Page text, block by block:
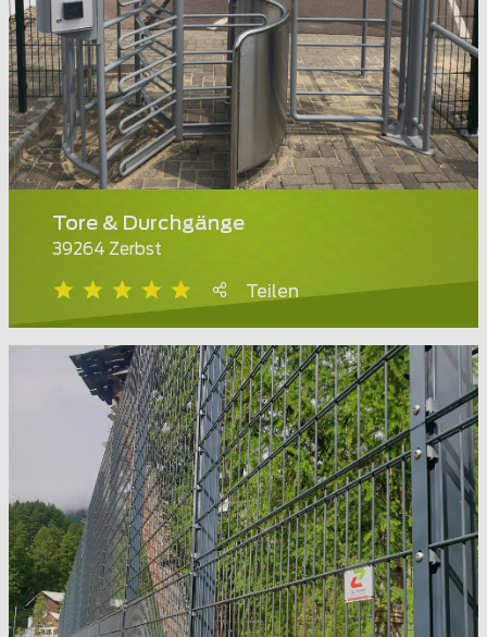
Tore & Durchgänge
39264 Zerbst
Teilen